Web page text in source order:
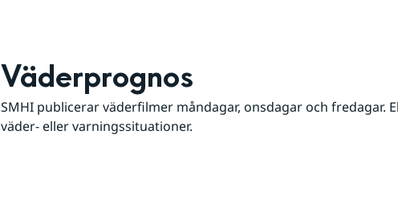
Väderprognos
SMHI publicerar väderfilmer måndagar, onsdagar och fredagar.
väder- eller varningssituationer.